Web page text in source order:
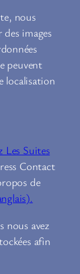
nous
images
peuvent
localisation
Les Suites
Contact
de
nous avez
afin